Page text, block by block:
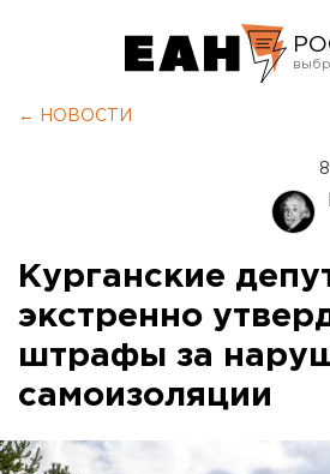
← НОВОСТИ
Курганские
экстренно
штрафы за
самоизоляции